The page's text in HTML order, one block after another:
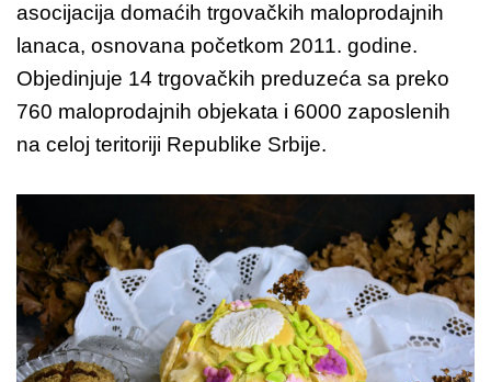
asocijacija domaćih trgovačkih maloprodajnih
lanaca, osnovana početkom 2011. godine.
Objedinjuje 14 trgovačkih preduzeća sa preko
760 maloprodajnih objekata i 6000 zaposlenih
na celoj teritoriji Republike Srbije.